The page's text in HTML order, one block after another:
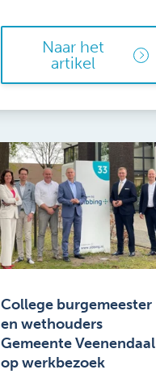
Naar het
artikel
College burgemeester
en wethouders
Gemeente Veenendaal
op werkbezoek